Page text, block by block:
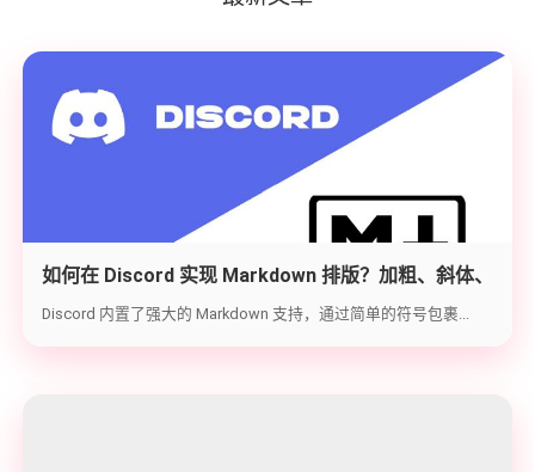
如何在 Discord 实现 Markdown 排版？加粗、斜体、
代码块与隐藏文字教学
Discord 内置了强大的 Markdown 支持，通过简单的符号包裹...